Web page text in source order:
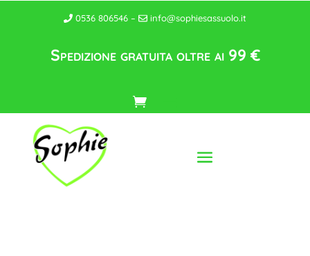
0536 806546 – info@sophiesassuolo.it
Spedizione gratuita oltre ai 99 €